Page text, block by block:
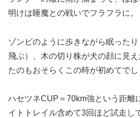
明けは睡魔との戦いでフラフラに。
ゾンビのように歩きながら眠った
飛ぶ）、木の切り株が犬の顔に見
たのもおそらくこの時が初めてでし
ハセツネCUP＝70km強という距離
イトトレイル含めて3回ほど試走し